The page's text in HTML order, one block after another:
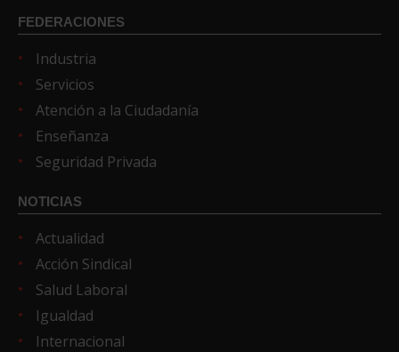
FEDERACIONES
Industria
Servicios
Atención a la Ciudadanía
Enseñanza
Seguridad Privada
NOTICIAS
Actualidad
Acción Sindical
Salud Laboral
Igualdad
Internacional